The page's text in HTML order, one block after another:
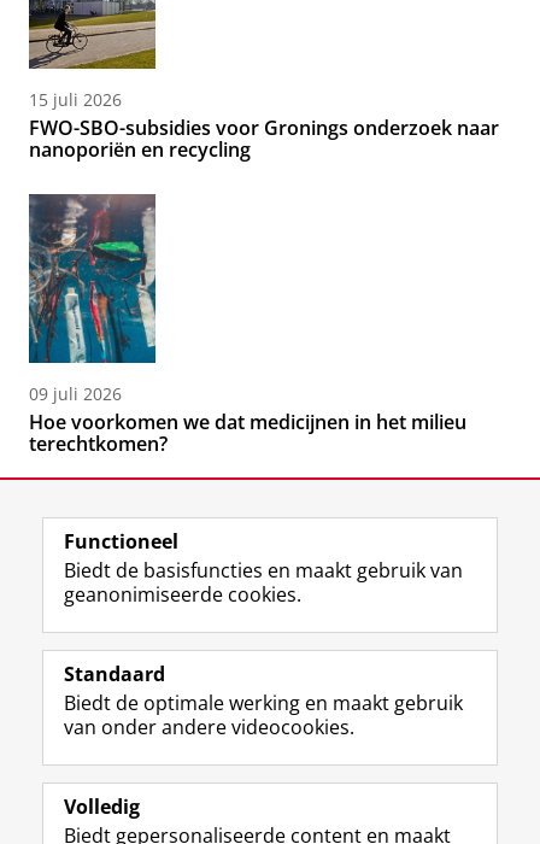
15 juli 2026
FWO-SBO-subsidies voor Gronings onderzoek naar
nanoporiën en recycling
09 juli 2026
Hoe voorkomen we dat medicijnen in het milieu
terechtkomen?
Volg de RUG
F
a
e
b
o
p
L
i
k
e
I
-
R
S
-
f
e
R
I
n
t
r
m
Y
o
T
e
k
Studiekiezers
Alumni
Functioneel
Biedt de basisfuncties en maakt gebruik van
geanonimiseerde cookies.
Standaard
Biedt de optimale werking en maakt gebruik
van onder andere videocookies.
Volledig
Biedt gepersonaliseerde content en maakt